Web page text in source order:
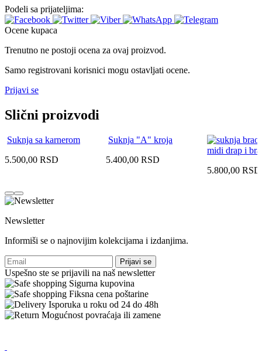
Podeli sa prijateljima:
Ocene kupaca
Trenutno ne postoji ocena za ovaj proizvod.
Samo registrovani korisnici mogu ostavljati ocene.
Prijavi se
Slični proizvodi
Suknja sa karnerom
5.500,00 RSD
Suknja "A" kroja
5.400,00 RSD
midi drap i
5.800,00 RSD
Newsletter
Informiši se o najnovijim kolekcijama i izdanjima.
Prijavi se
Uspešno ste se prijavili na naš newsletter
Sigurna kupovina
Fiksna cena poštarine
Isporuka u roku od 24 do 48h
Mogućnost povraćaja ili zamene